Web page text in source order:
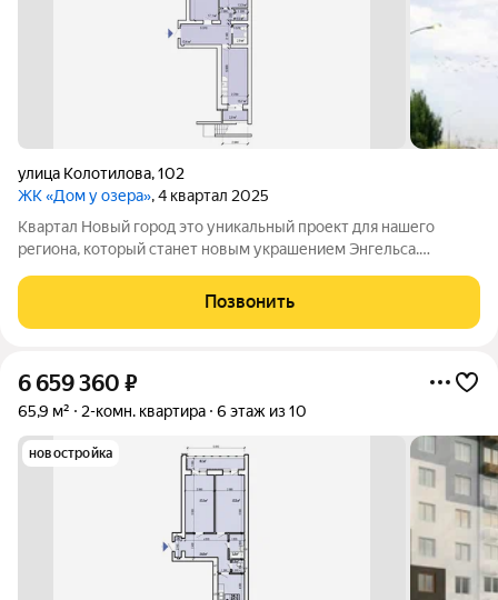
улица Колотилова,102
ЖК «Дом у озера», 4 квартал 2025
Квартал Новый город это уникальный проект для нашего
региона, который станет новым украшением Энгельса.
современные дизайны фасадов, функциональные планировки,
лаконичные формы, яркие акценты,
Позвонить
6 659 360 ₽
65,9 м² 2-комн. квартира 6 этаж из 10
новостройка